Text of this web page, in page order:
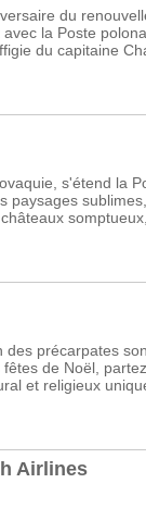
du
la Poste
du capitaine
s'étend la
paysages
précarpates
de Noël,
et religieux
Airlines